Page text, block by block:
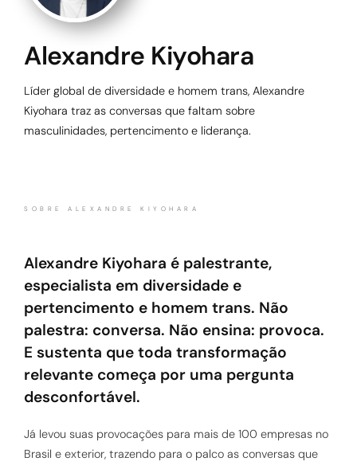
Alexandre Kiyohara
Líder global de diversidade e homem trans, Alexandre
Kiyohara traz as conversas que faltam sobre
masculinidades, pertencimento e liderança.
SOBRE ALEXANDRE KIYOHARA
Alexandre Kiyohara é palestrante,
especialista em diversidade e
pertencimento e homem trans. Não
palestra: conversa. Não ensina: provoca.
E sustenta que toda transformação
relevante começa por uma pergunta
desconfortável.
Já levou suas provocações para mais de 100 empresas no
Brasil e exterior, trazendo para o palco as conversas que